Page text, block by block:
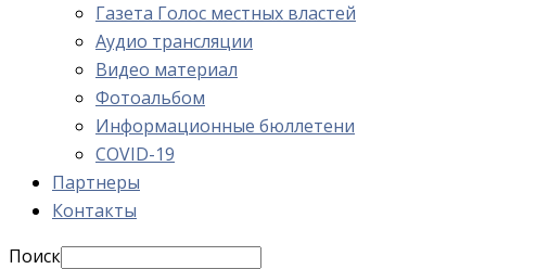
Газета Голос местных властей
Аудио трансляции
Видео материал
Фотоальбом
Информационные бюллетени
COVID-19
Партнеры
Контакты
Поиск